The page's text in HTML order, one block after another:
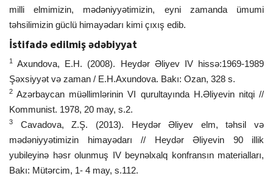
milli elmimizin, mədəniyyətimizin, eyni zamanda ümumi
təhsilimizin güclü himayədarı kimi çıxış edib.
İstifadə edilmiş ədəbiyyat
1
Axundova, E.H. (2008). Heydər Əliyev IV hissə:1969-1989
Şəxsiyyət və zaman / E.H.Axundova. Bakı: Ozan, 328 s.
2 Azərbaycan müəllimlərinin VI qurultayında H.Əliyevin nitqi //
Kommunist. 1978, 20 may, s.2.
3
Cavadova, Z.Ş. (2013). Heydər Əliyev elm, təhsil və
mədəniyyətimizin himayədarı // Heydər Əliyevin 90 illik
yubileyinə həsr olunmuş IV beynəlxalq konfransın materialları,
Bakı: Mütərcim, 1- 4 may, s.112.